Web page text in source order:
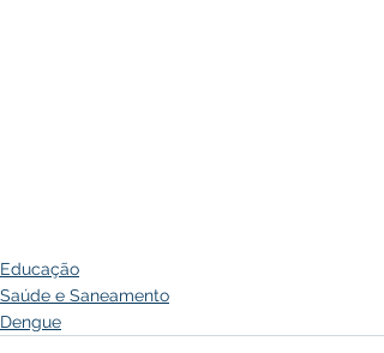
Educação
Saúde e Saneamento
Dengue